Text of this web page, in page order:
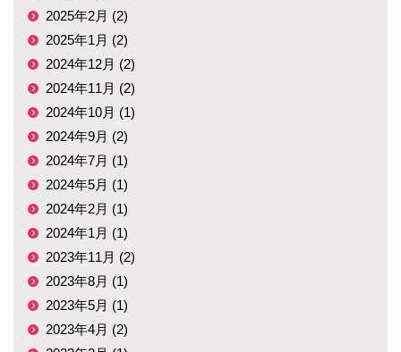
2025年2月 (2)
2025年1月 (2)
2024年12月 (2)
2024年11月 (2)
2024年10月 (1)
2024年9月 (2)
2024年7月 (1)
2024年5月 (1)
2024年2月 (1)
2024年1月 (1)
2023年11月 (2)
2023年8月 (1)
2023年5月 (1)
2023年4月 (2)